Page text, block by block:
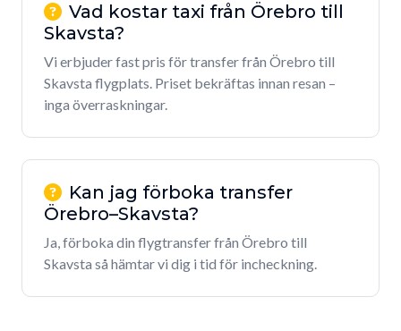
Vad kostar taxi från Örebro till
Skavsta?
Vi erbjuder fast pris för transfer från Örebro till
Skavsta flygplats. Priset bekräftas innan resan –
inga överraskningar.
Kan jag förboka transfer
Örebro–Skavsta?
Ja, förboka din flygtransfer från Örebro till
Skavsta så hämtar vi dig i tid för incheckning.